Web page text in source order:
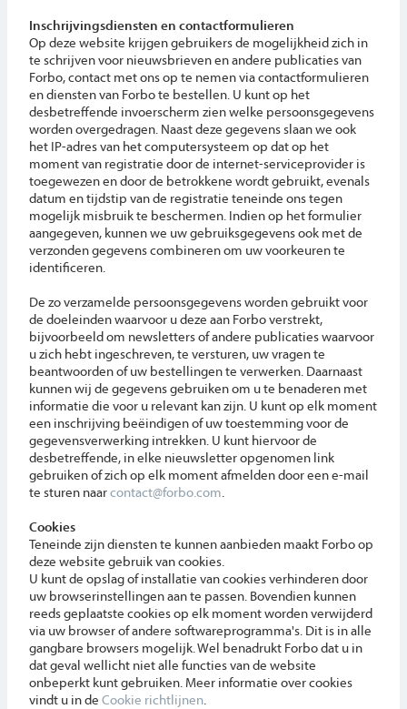
Inschrijvingsdiensten en contactformulieren
Op deze website krijgen gebruikers de mogelijkheid zich in
te schrijven voor nieuwsbrieven en andere publicaties van
Forbo, contact met ons op te nemen via contactformulieren
en diensten van Forbo te bestellen. U kunt op het
desbetreffende invoerscherm zien welke persoonsgegevens
worden overgedragen. Naast deze gegevens slaan we ook
het IP-adres van het computersysteem op dat op het
moment van registratie door de internet-serviceprovider is
toegewezen en door de betrokkene wordt gebruikt, evenals
datum en tijdstip van de registratie teneinde ons tegen
mogelijk misbruik te beschermen. Indien op het formulier
aangegeven, kunnen we uw gebruiksgegevens ook met de
verzonden gegevens combineren om uw voorkeuren te
identificeren.
De zo verzamelde persoonsgegevens worden gebruikt voor
de doeleinden waarvoor u deze aan Forbo verstrekt,
bijvoorbeeld om newsletters of andere publicaties waarvoor
u zich hebt ingeschreven, te versturen, uw vragen te
beantwoorden of uw bestellingen te verwerken. Daarnaast
kunnen wij de gegevens gebruiken om u te benaderen met
informatie die voor u relevant kan zijn. U kunt op elk moment
een inschrijving beëindigen of uw toestemming voor de
gegevensverwerking intrekken. U kunt hiervoor de
desbetreffende, in elke nieuwsletter opgenomen link
gebruiken of zich op elk moment afmelden door een e-mail
te sturen naarcontact@forbo.com
Cookies
Teneinde zijn diensten te kunnen aanbieden maakt Forbo op
deze website gebruik van cookies.
U kunt de opslag of installatie van cookies verhinderen door
uw browserinstellingen aan te passen. Bovendien kunnen
reeds geplaatste cookies op elk moment worden verwijderd
via uw browser of andere softwareprogramma's. Dit is in alle
gangbare browsers mogelijk. Wel benadrukt Forbo dat u in
dat geval wellicht niet alle functies van de website
onbeperkt kunt gebruiken. Meer informatie over cookies
vindt u in deCookie richtlijnen